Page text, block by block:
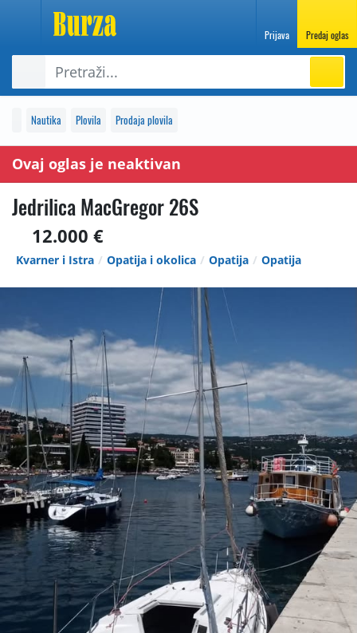
Prijava Predaj oglas
Nautika Plovila Prodaja plovila
Ovaj oglas je neaktivan
Jedrilica MacGregor 26S
12.000 €
Kvarner i Istra Opatija i okolica Opatija Opatija